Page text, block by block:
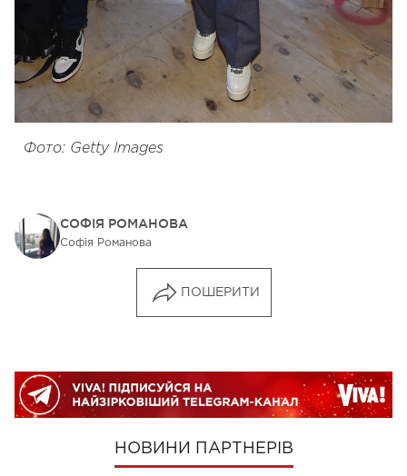
Фото: Getty Images
СОФІЯ РОМАНОВА
Софія Романова
ПОШЕРИТИ
НОВИНИ ПАРТНЕРІВ